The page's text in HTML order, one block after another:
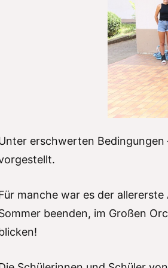
erschwerten
manche war es der
beenden, im Großen